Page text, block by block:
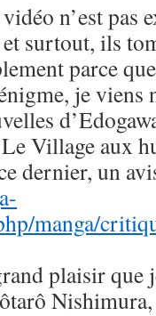
n’est pas
surtout, ils
parce
je viens
Village aux
dernier, un
manga/
plaisir que